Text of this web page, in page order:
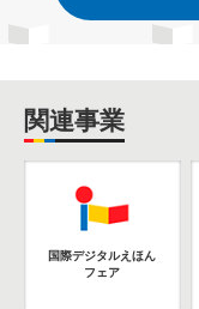
関連事業
国際デジタルえほん
フェア